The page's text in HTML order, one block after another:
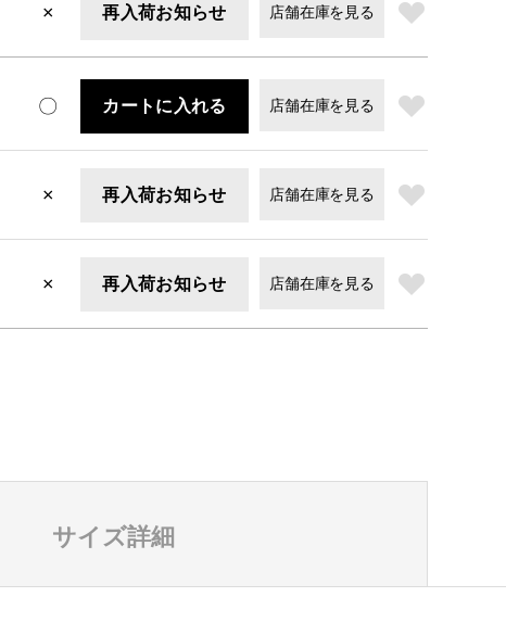
× 再入荷お知らせ 店舗在庫を見る
〇 カートに入れる 店舗在庫を見る
× 再入荷お知らせ 店舗在庫を見る
× 再入荷お知らせ 店舗在庫を見る
サイズ詳細